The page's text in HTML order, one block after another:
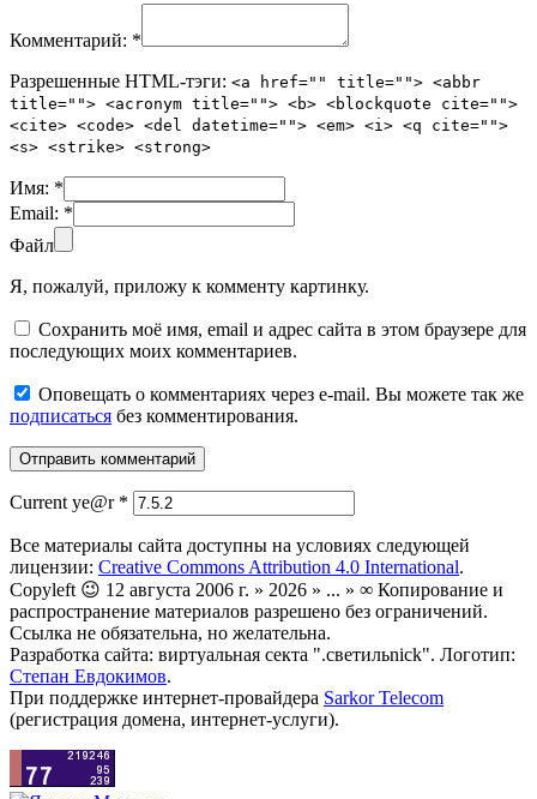
Комментарий: *
Разрешенные HTML-тэги: <a href="" title=""> <abbr
title=""> <acronym title=""> <b> <blockquote cite="">
<cite> <code> <del datetime=""> <em> <i> <q cite="">
<s> <strike> <strong>
Имя: *
Email: *
Файл
Я, пожалуй, приложу к комменту картинку.
Сохранить моё имя, email и адрес сайта в этом браузере для
последующих моих комментариев.
Оповещать о комментариях через e-mail. Вы можете так же
подписаться без комментирования.
Current ye@r *
Все материалы сайта доступны на условиях следующей
лицензии: Creative Commons Attribution 4.0 International.
Copyleft 😉 12 августа 2006 г. » 2026 » ... » ∞ Копирование и
распространение материалов разрешено без ограничений.
Ссылка не обязательна, но желательна.
Разработка сайта: виртуальная секта ".светильnick". Логотип:
Степан Евдокимов.
При поддержке интернет-провайдера Sarkor Telecom
(регистрация домена, интернет-услуги).